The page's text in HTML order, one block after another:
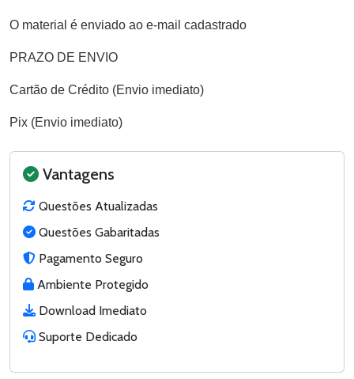
O material é enviado ao e-mail cadastrado
PRAZO DE ENVIO
Cartão de Crédito (Envio imediato)
Pix (Envio imediato)
Vantagens
Questões Atualizadas
Questões Gabaritadas
Pagamento Seguro
Ambiente Protegido
Download Imediato
Suporte Dedicado